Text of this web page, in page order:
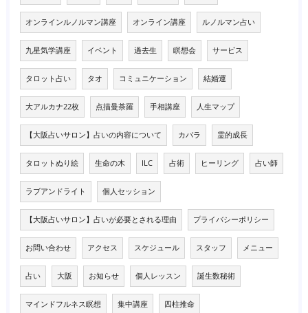
オンラインルノルマン講座 オンライン講座 ルノルマン占い
九星気学講座 イベント 過去生 瞑想会 サービス
タロット占い タオ コミュニケーション 結婚運
大アルカナ22枚 点描曼荼羅 手相講座 人生マップ
【大阪占いサロン】占いの内容について カバラ 霊的成長
タロットぬり絵 生命の木 ILC 占術 ヒーリング 占い師
ラブアンドライト 個人セッション
【大阪占いサロン】占いが必要とされる理由 プライバシーポリシー
お問い合わせ アクセス スケジュール スタッフ メニュー
占い 大阪 お知らせ 個人レッスン 誕生数秘術
マインドフルネス瞑想 集中講座 四柱推命